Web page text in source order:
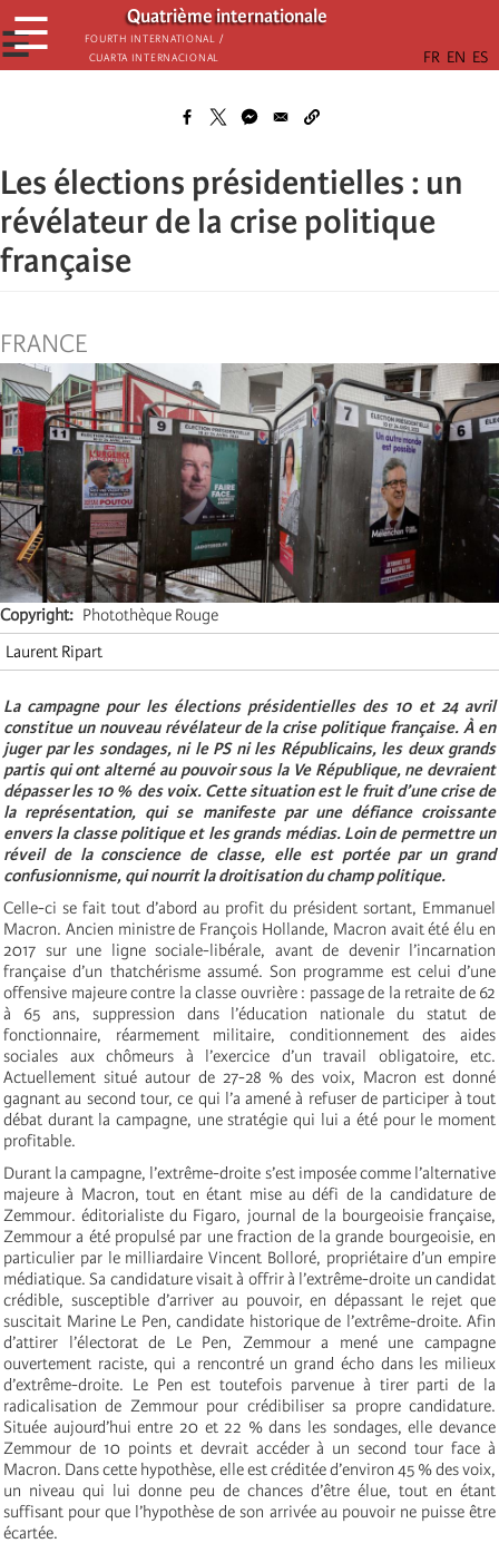
Skip
to
main
Quatrième internationale
Fourth International /
Cuarta Internacional
☰
☰
Les élections présidentielles : un
révélateur de la crise politique
française
FRANCE
Copyright
Photothèque Rouge
Laurent Ripart
La campagne pour les élections présidentielles des 10 et 24 avril
constitue un nouveau révélateur de la crise politique française. À en
juger par les sondages, ni le PS ni les Républicains, les deux grands
partis qui ont alterné au pouvoir sous la Ve République, ne devraient
dépasser les 10 % des voix. Cette situation est le fruit d’une crise de
la représentation, qui se manifeste par une défiance croissante
envers la classe politique et les grands médias. Loin de permettre un
réveil de la conscience de classe, elle est portée par un grand
confusionnisme, qui nourrit la droitisation du champ politique.
Celle-ci se fait tout d’abord au profit du président sortant, Emmanuel
Macron. Ancien ministre de François Hollande, Macron avait été élu en
2017 sur une ligne sociale-libérale, avant de devenir l’incarnation
française d’un thatchérisme assumé. Son programme est celui d’une
offensive majeure contre la classe ouvrière : passage de la retraite de 62
à 65 ans, suppression dans l’éducation nationale du statut de
fonctionnaire, réarmement militaire, conditionnement des aides
sociales aux chômeurs à l’exercice d’un travail obligatoire, etc.
Actuellement situé autour de 27-28 % des voix, Macron est donné
gagnant au second tour, ce qui l’a amené à refuser de participer à tout
débat durant la campagne, une stratégie qui lui a été pour le moment
profitable.
Durant la campagne, l’extrême-droite s’est imposée comme l’alternative
majeure à Macron, tout en étant mise au défi de la candidature de
Zemmour.éditorialiste du Figaro, journal de la bourgeoisie française,
Zemmour a été propulsé par une fraction de la grande bourgeoisie, en
particulier par le milliardaire Vincent Bolloré, propriétaire d’un empire
médiatique. Sa candidature visait à offrir à l’extrême-droite un candidat
crédible, susceptible d’arriver au pouvoir, en dépassant le rejet que
suscitait Marine Le Pen, candidate historique de l’extrême-droite. Afin
d’attirer l’électorat de Le Pen, Zemmour a mené une campagne
ouvertement raciste, qui a rencontré un grand écho dans les milieux
d’extrême-droite. Le Pen est toutefois parvenue à tirer parti de la
radicalisation de Zemmour pour crédibiliser sa propre candidature.
Située aujourd’hui entre 20 et 22 % dans les sondages, elle devance
Zemmour de 10 points et devrait accéder à un second tour face à
Macron. Dans cette hypothèse, elle est créditée d’environ 45 % des voix,
un niveau qui lui donne peu de chances d’être élue, tout en étant
suffisant pour que l’hypothèse de son arrivée au pouvoir ne puisse être
écartée.